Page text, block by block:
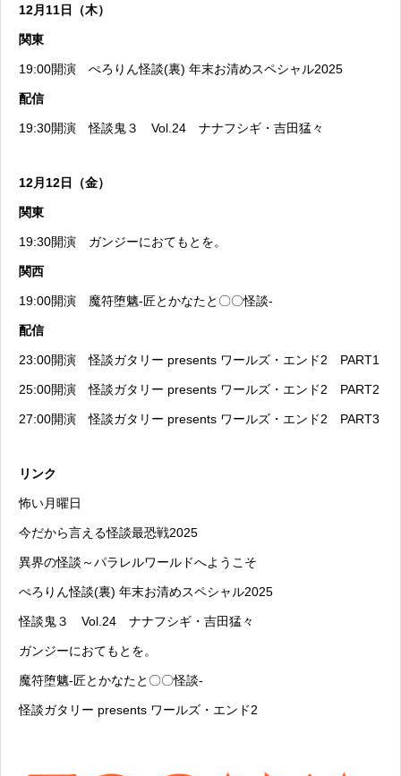
12月11日（木）
関東
19:00開演 ぺろりん怪談(裏) 年末お清めスペシャル2025
配信
19:30開演怪談鬼３ Vol.24 ナナフシギ・吉田猛々
12月12日（金）
関東
19:30開演 ガンジーにおてもとを。
関西
19:00開演 魔符堕魑-匠とかなたと〇〇怪談-
配信
23:00開演怪談ガタリー presents ワールズ・エンド2 PART1
25:00開演怪談ガタリー presents ワールズ・エンド2 PART2
27:00開演怪談ガタリー presents ワールズ・エンド2 PART3
リンク
怖い月曜日
今だから言える怪談最恐戦2025
異界の怪談～パラレルワールドへようこそ
ぺろりん怪談(裏) 年末お清めスペシャル2025
怪談鬼３ Vol.24 ナナフシギ・吉田猛々
ガンジーにおてもとを。
魔符堕魑-匠とかなたと〇〇怪談-
怪談ガタリー presents ワールズ・エンド2